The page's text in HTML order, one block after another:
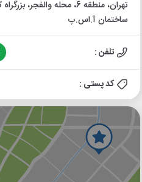
ساختمان آ.اس.پ
تلفن :
کد پستی :